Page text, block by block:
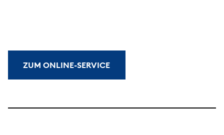
ZUM ONLINE-SERVICE